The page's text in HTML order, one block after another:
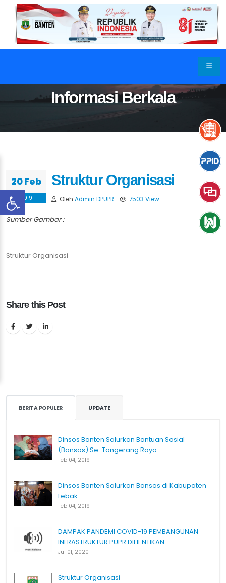
Informasi Berkala
BERANDA BERITA & ARTIKEL
20 Feb
2019
Struktur Organisasi
Oleh Admin DPUPR 7503 View
Sumber Gambar :
Struktur Organisasi
Share this Post
BERITA POPULER UPDATE
Dinsos Banten Salurkan Bantuan Sosial
(Bansos) Se-Tangerang Raya
Feb 04, 2019
Dinsos Banten Salurkan Bansos di Kabupaten
Lebak
Feb 04, 2019
DAMPAK PANDEMI COVID-19 PEMBANGUNAN
INFRASTRUKTUR PUPR DIHENTIKAN
Jul 01, 2020
Struktur Organisasi